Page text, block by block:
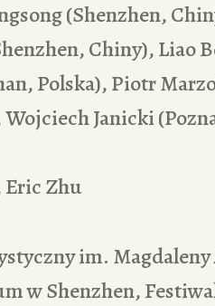
(Shenzhen,
Chiny), Liao
Polska), Piotr
Janicki
Zhu
im.
w Shenzhen,